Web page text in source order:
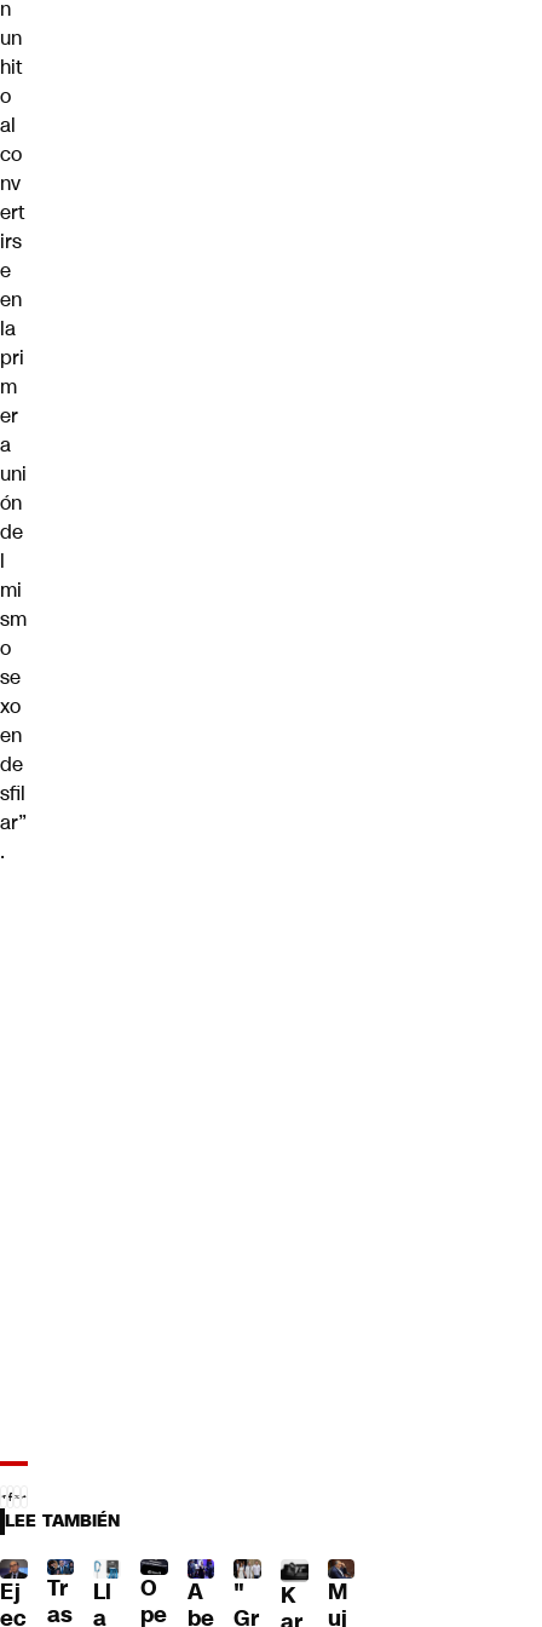
n
un
hit
o
al
co
nv
ert
irs
e
en
la
pri
m
er
a
uni
ón
de
l
mi
sm
o
se
xo
en
de
sfil
ar”
.
LEE TAMBIÉN
Ej
ec
Tr
as
Ll
a
O
pe
A
be
"
Gr
K
M
uj